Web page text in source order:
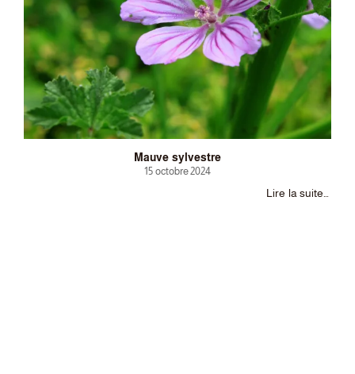
Mauve sylvestre
15 octobre 2024
Lire la suite…